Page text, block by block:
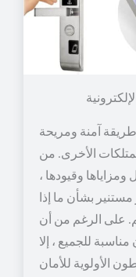
طريقة آمنة ومريحة
الأخرى. من
وقيودها ،
بشأن ما إذا
على الرغم من أن
مناسبة للجميع ، إلا
الأولوية للأمان